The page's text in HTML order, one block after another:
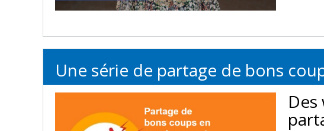
Une série de partage de bons